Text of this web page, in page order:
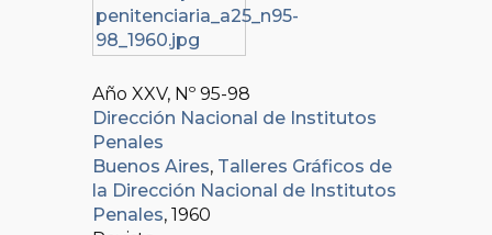
Año XXV, Nº 95-98
Dirección Nacional de Institutos
Penales
Buenos Aires, Talleres Gráficos de
la Dirección Nacional de Institutos
Penales, 1960